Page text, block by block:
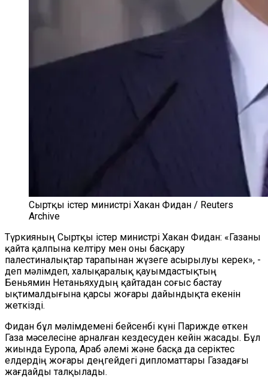
Сыртқы істер министрі Хакан Фидан / Reuters
Archive
Түркияның Сыртқы істер министрі Хакан Фидан: «Газаны
қайта қалпына келтіру мен оны басқару
палестиналықтар тарапынан жүзеге асырылуы керек», -
деп мәлімдеп, халықаралық қауымдастықтың
Беньямин Нетаньяхудың қайтадан соғыс бастау
ықтималдығына қарсы жоғары дайындықта екенін
жеткізді.
Фидан бұл мәлімдемені бейсенбі күні Парижде өткен
Газа мәселесіне арналған кездесуден кейін жасады. Бұл
жиында Еуропа, Араб әлемі және басқа да серіктес
елдердің жоғары деңгейдегі дипломаттары Газадағы
жағдайды талқылады.